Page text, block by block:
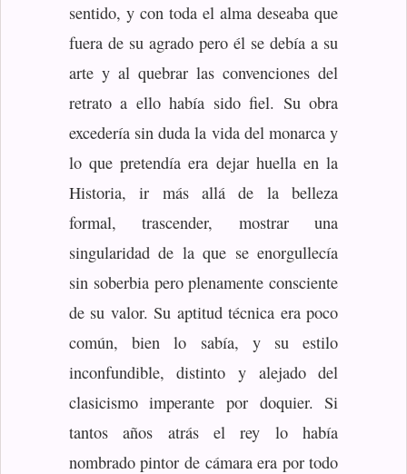
sentido, y con toda el alma deseaba que
fuera de su agrado pero él se debía a su
arte y al quebrar las convenciones del
retrato a ello había sido fiel. Su obra
excedería sin duda la vida del monarca y
lo que pretendía era dejar huella en la
Historia, ir más allá de la belleza
formal, trascender, mostrar una
singularidad de la que se enorgullecía
sin soberbia pero plenamente consciente
de su valor. Su aptitud técnica era poco
común, bien lo sabía, y su estilo
inconfundible, distinto y alejado del
clasicismo imperante por doquier. Si
tantos años atrás el rey lo había
nombrado pintor de cámara era por todo